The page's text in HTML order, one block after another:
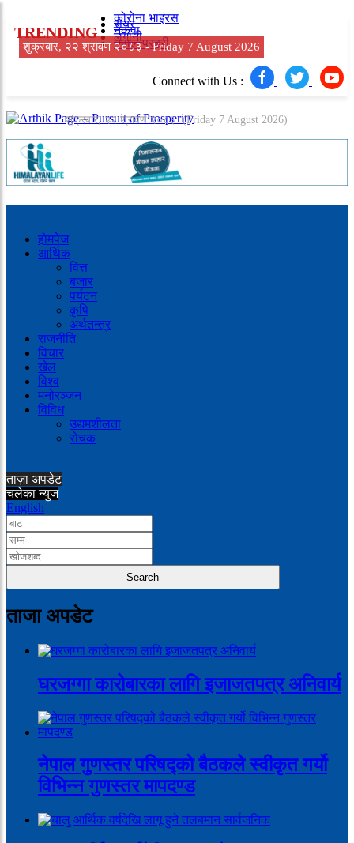
TRENDING
कोरोना भाइरस
सेयर
नेकपा
लगानी
नेपाल प्रहरी
Connect with Us :
शुक्रबार, २२ श्रावण २०८३ (Friday 7 August 2026)
शुक्रबार, २२ श्रावण २०८३ -Friday 7 August 2026
होमपेज
आर्थिक
वित्त
बजार
पर्यटन
कृषि
अर्थतन्त्र
राजनीति
विचार
खेल
विश्व
मनोरञ्जन
विविध
उद्यमशीलता
रोचक
ताज़ा अपडेट
चलेका न्युज
English
ताजा अपडेट
घरजग्गा कारोबारका लागि इजाजतपत्र अनिवार्य
नेपाल गुणस्तर परिषद्को बैठकले स्वीकृत गर्यो
विभिन्न गुणस्तर मापदण्ड